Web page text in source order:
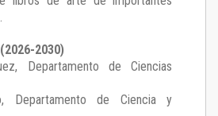
2030)
, Departamento de Ciencias
, Departamento de Ciencia y